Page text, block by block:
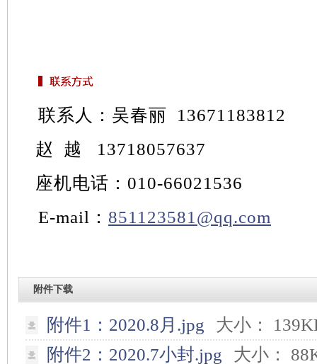
联系人：吴春丽 13671183812
赵 越 13718057637
座机电话：010-66021536
E-mail： 851123581@qq.com
附件下载
附件1：2020.8月.jpg
大小：
附件2：2020.7小封.jpg
大小：